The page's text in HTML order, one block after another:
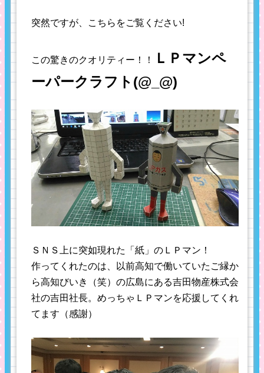
突然ですが、こちらをご覧ください!
この驚きのクオリティー！！
ＬＰマンペ
ーパークラフト(@_@)
ＳＮＳ上に突如現れた「紙」のＬＰマン！
作ってくれたのは、以前高知で働いていたご縁か
ら高知びいき（笑）の広島にある吉田物産株式会
社の吉田社長。めっちゃＬＰマンを応援してくれ
てます（感謝）